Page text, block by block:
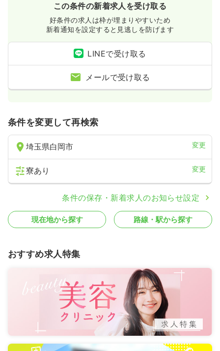
この条件の新着求人を受け取る
好条件の求人は枠が埋まりやすいため
新着通知を設定すると見逃しを防げます
LINEで受け取る
メールで受け取る
条件を変更して再検索
埼玉県白岡市 変更
寮あり 変更
条件の保存・新着求人のお知らせ設定
現在地から探す 路線・駅から探す
おすすめ求人特集